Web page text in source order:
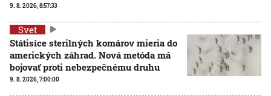
9. 8. 2026, 8:57:33
Svet
Státisíce sterilných komárov mieria do
amerických záhrad. Nová metóda má
bojovať proti nebezpečnému druhu
9. 8. 2026, 7:00:00